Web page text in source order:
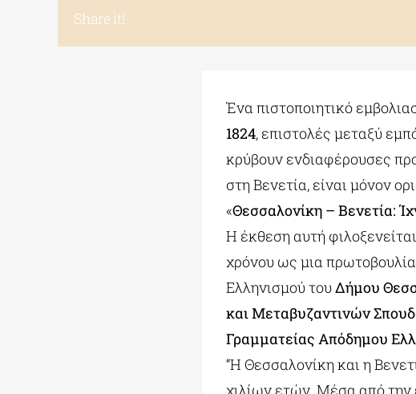
Share it!
Ένα πιστοποιητικό
1824, επιστολές μεταξύ
κρύβουν ενδιαφέρουσες
στη Βενετία, είναι μόνον
«Θεσσαλονίκη – Βενετία:
Η έκθεση αυτή
χρόνου ως μια
Ελληνισμού τουΔήμου
και Μεταβυζαντινών
Γραμματείας Απόδημου
“Η Θεσσαλονίκη και η
χιλίων ετών. Μέσα από την